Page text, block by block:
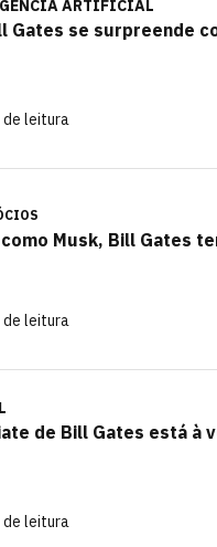
ARTIFICIAL
Gates se surpreende
de leitura
Musk, Bill Gates
de leitura
de Bill Gates está à
de leitura